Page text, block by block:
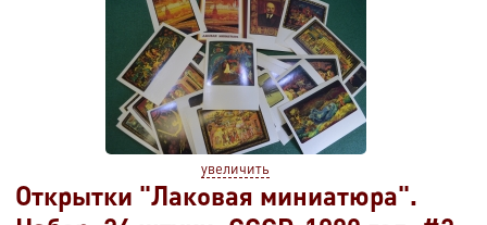
увеличить
Открытки "Лаковая миниатюра".